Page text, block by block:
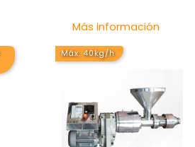
Más información
Máx. 40kg/h